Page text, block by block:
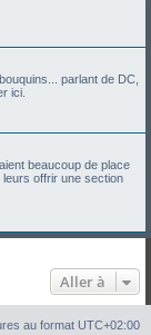
r
parlant de DC,
ici.
beaucoup de place
offrir une section
Aller à
au format UTC+02:00